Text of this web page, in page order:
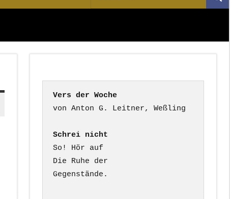
nach:
Vers der Woche
Schrei nicht
So! Hör auf
Die Ruhe der
Gegenstände.